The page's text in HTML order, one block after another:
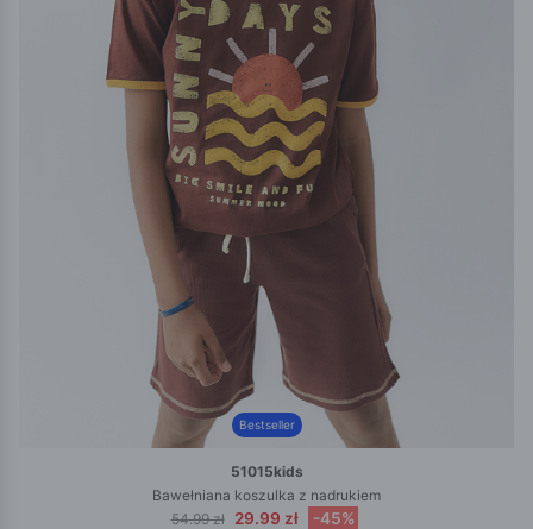
Bestseller
51015kids
Bawełniana koszulka z nadrukiem
54.99 zł
29.99 zł -45%